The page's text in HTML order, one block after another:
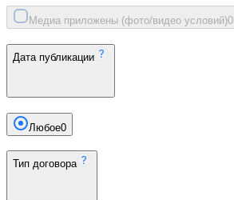
Медиа приложены (фото/видео условий)0
Дата публикации
Любое0
Тип договора